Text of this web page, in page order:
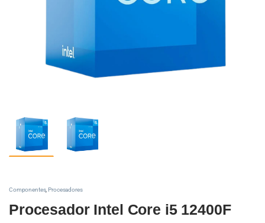
Componentes,Procesadores
Procesador Intel Core i5 12400F